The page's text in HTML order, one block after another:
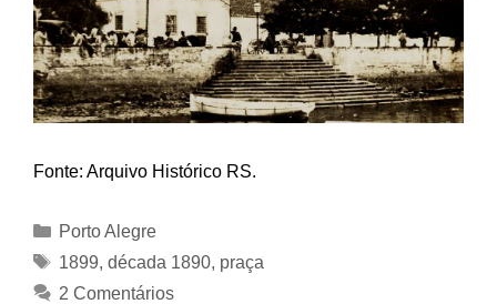
Fonte: Arquivo Histórico RS.
Categorias
Porto Alegre
Tags
1899, década 1890, praça
2 Comentários